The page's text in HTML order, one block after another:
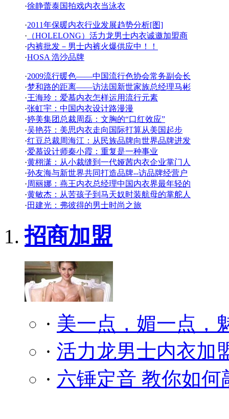
·徐静蕾泰国拍戏内衣当泳衣
·2011年保暖内衣行业发展趋势分析[图]
· （HOLELONG）活力龙男士内衣诚邀加盟商
·内裤批发－男士内裤火爆供应中！！
·HOSA 浩沙品牌
·2009流行暖色——中国流行色协会常务副会长
·梦和路的距离——访法国新世家族总经理马彬
·王海玲：爱慕内衣怎样运用流行元素
·张虹宇：中国内衣设计路漫漫
·婷美集团总裁周磊：文胸的“口红效应”
·吴艳芬：美思内衣走向国际打算从美国起步
·红豆总裁周海江：从民族品牌向世界品牌进发
·爱慕设计师秦小霞：重复是一种事业
·黄栩潇：从小裁缝到一代娅茜内衣企业掌门人
·孙友海与新世界共同打造品牌--访品牌经营户
·周丽娜：燕王内衣总经理中国内衣界最年轻的
·黄敏杰：从苦孩子到马天奴时装航母的掌舵人
·田建光：弗彼得的男士时尚之旅
招商加盟
· 美一点，媚一点，
· 活力龙男士内衣加
· 六锤定音 教你如何